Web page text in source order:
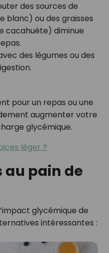
des sources de
blanc) ou des graisses
cacahuète) diminue
des légumes ou des
pour un repas ou une
augmenter votre
glycémique.
léger ?
au pain de
glycémique de
intéressantes :